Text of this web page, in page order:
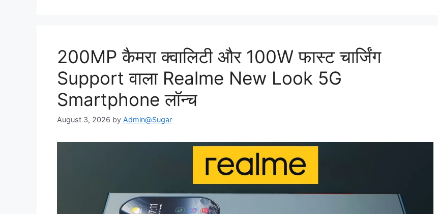
200MP कैमरा क्वालिटी और 100W फास्ट चार्जिंग
Support वाला Realme New Look 5G
Smartphone लॉन्च
August 3, 2026 by Admin@Sugar